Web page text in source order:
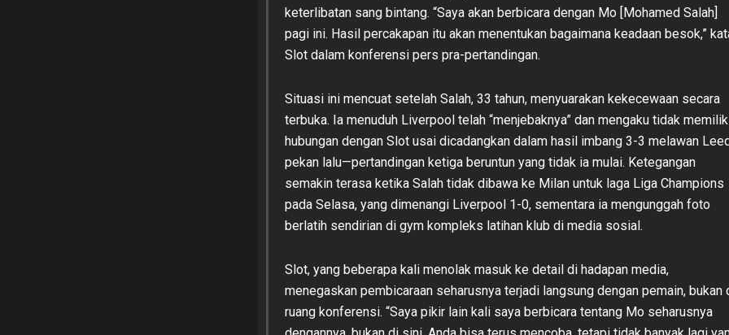
keterlibatan sang bintang. “Saya akan berbicara dengan Mo [Mohamed Salah]
pagi ini. Hasil percakapan itu akan menentukan bagaimana keadaan besok,”
Slot dalam konferensi pers pra-pertandingan.
Situasi ini mencuat setelah Salah, 33 tahun, menyuarakan kekecewaan secara
terbuka. Ia menuduh Liverpool telah “menjebaknya” dan mengaku tidak
hubungan dengan Slot usai dicadangkan dalam hasil imbang 3-3 melawan
pekan lalu—pertandingan ketiga beruntun yang tidak ia mulai. Ketegangan
semakin terasa ketika Salah tidak dibawa ke Milan untuk laga Liga Champions
pada Selasa, yang dimenangi Liverpool 1-0, sementara ia mengunggah foto
berlatih sendirian di gym kompleks latihan klub di media sosial.
Slot, yang beberapa kali menolak masuk ke detail di hadapan media,
menegaskan pembicaraan seharusnya terjadi langsung dengan pemain, bukan
ruang konferensi. “Saya pikir lain kali saya berbicara tentang Mo seharusnya